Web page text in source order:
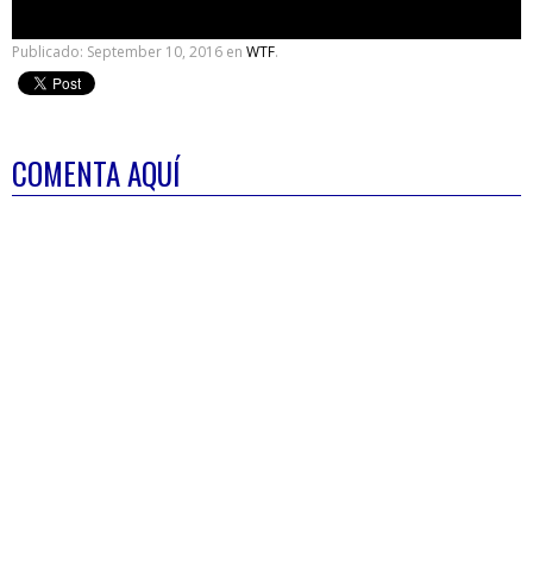
Publicado: September 10, 2016 en WTF.
COMENTA AQUÍ